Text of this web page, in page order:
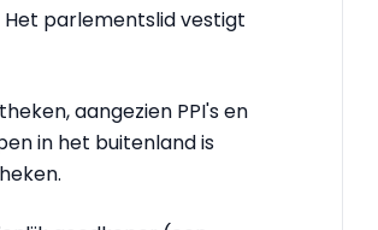
parlementslid vestigt
aangezien PPI's en
in het buitenland is